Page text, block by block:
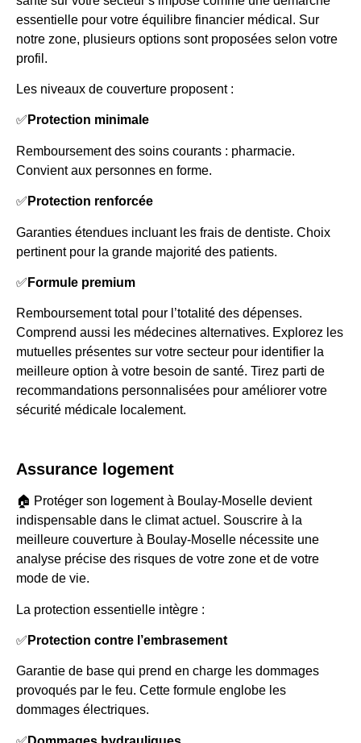
essentielle pour votre équilibre financier médical. Sur
notre zone, plusieurs options sont proposées selon votre
profil.
Les niveaux de couverture proposent :
✅ Protection minimale
Remboursement des soins courants : pharmacie.
Convient aux personnes en forme.
✅ Protection renforcée
Garanties étendues incluant les frais de dentiste. Choix
pertinent pour la grande majorité des patients.
✅ Formule premium
Remboursement total pour l’totalité des dépenses.
Comprend aussi les médecines alternatives. Explorez les
mutuelles présentes sur votre secteur pour identifier la
meilleure option à votre besoin de santé. Tirez parti de
recommandations personnalisées pour améliorer votre
sécurité médicale localement.
Assurance logement
🏠 Protéger son logement à Boulay-Moselle devient
indispensable dans le climat actuel. Souscrire à la
meilleure couverture à Boulay-Moselle nécessite une
analyse précise des risques de votre zone et de votre
mode de vie.
La protection essentielle intègre :
✅ Protection contre l’embrasement
Garantie de base qui prend en charge les dommages
provoqués par le feu. Cette formule englobe les
dommages électriques.